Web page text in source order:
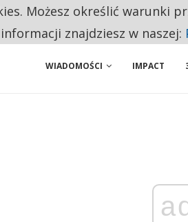
PRZEMYSŁ. NA LIŚCIE SĄ DWA
WIADOMOŚCI IMPACT
Możesz określić warunki
znajdziesz w naszej: